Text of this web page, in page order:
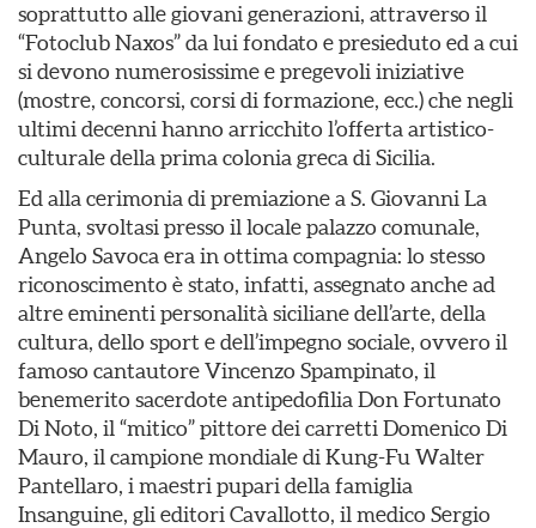
soprattutto alle giovani generazioni, attraverso il
“Fotoclub Naxos” da lui fondato e presieduto ed a cui
si devono numerosissime e pregevoli iniziative
(mostre, concorsi, corsi di formazione, ecc.) che negli
ultimi decenni hanno arricchito l’offerta artistico-
culturale della prima colonia greca di Sicilia.
Ed alla cerimonia di premiazione a S. Giovanni La
Punta, svoltasi presso il locale palazzo comunale,
Angelo Savoca era in ottima compagnia: lo stesso
riconoscimento è stato, infatti, assegnato anche ad
altre eminenti personalità siciliane dell’arte, della
cultura, dello sport e dell’impegno sociale, ovvero il
famoso cantautore Vincenzo Spampinato, il
benemerito sacerdote antipedofilia Don Fortunato
Di Noto, il “mitico” pittore dei carretti Domenico Di
Mauro, il campione mondiale di Kung-Fu Walter
Pantellaro, i maestri pupari della famiglia
Insanguine, gli editori Cavallotto, il medico Sergio